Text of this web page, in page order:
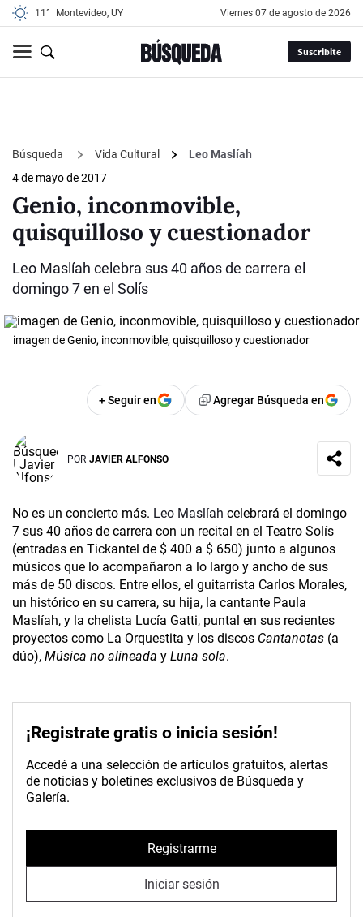
11° Montevideo, UY viernes 07 de agosto de 2026
Suscribite
Búsqueda Vida Cultural
Leo Maslíah
4 de mayo de 2017
Genio, inconmovible,
quisquilloso y cuestionador
Leo Maslíah celebra sus 40 años de carrera el
domingo 7 en el Solís
imagen de Genio, inconmovible, quisquilloso y cuestionador
+ Seguir en Agregar Búsqueda en
POR JAVIER ALFONSO
No es un concierto más. Leo Maslíah celebrará el domingo
7 sus 40 años de carrera con un recital en el Teatro Solís
(entradas en Tickantel de $ 400 a $ 650) junto a algunos
músicos que lo acompañaron a lo largo y ancho de sus
más de 50 discos. Entre ellos, el guitarrista Carlos Morales,
un histórico en su carrera, su hija, la cantante Paula
Maslíah, y la chelista Lucía Gatti, puntal en sus recientes
proyectos como La Orquestita y los discos Cantanotas (a
dúo), Música no alineada y Luna sola.
¡Registrate gratis o inicia sesión!
Accedé a una selección de artículos gratuitos, alertas
de noticias y boletines exclusivos de Búsqueda y
Galería.
Registrarme
Iniciar sesión